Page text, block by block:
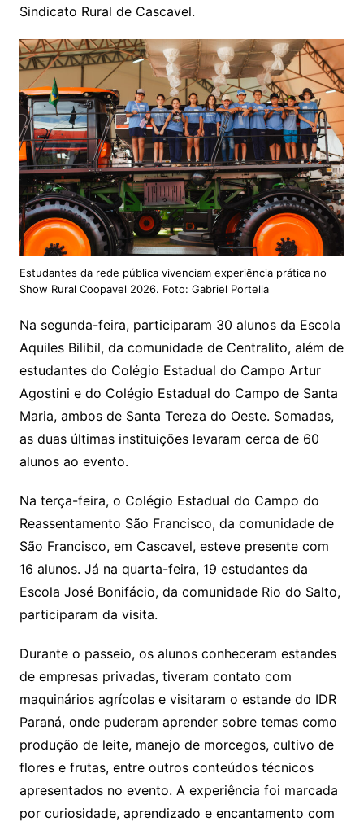
Sindicato Rural de Cascavel.
Estudantes da rede pública vivenciam experiência prática no
Show Rural Coopavel 2026. Foto: Gabriel Portella
Na segunda-feira, participaram 30 alunos da Escola
Aquiles Bilibil, da comunidade de Centralito, além de
estudantes do Colégio Estadual do Campo Artur
Agostini e do Colégio Estadual do Campo de Santa
Maria, ambos de Santa Tereza do Oeste. Somadas,
as duas últimas instituições levaram cerca de 60
alunos ao evento.
Na terça-feira, o Colégio Estadual do Campo do
Reassentamento São Francisco, da comunidade de
São Francisco, em Cascavel, esteve presente com
16 alunos. Já na quarta-feira, 19 estudantes da
Escola José Bonifácio, da comunidade Rio do Salto,
participaram da visita.
Durante o passeio, os alunos conheceram estandes
de empresas privadas, tiveram contato com
maquinários agrícolas e visitaram o estande do IDR
Paraná, onde puderam aprender sobre temas como
produção de leite, manejo de morcegos, cultivo de
flores e frutas, entre outros conteúdos técnicos
apresentados no evento. A experiência foi marcada
por curiosidade, aprendizado e encantamento com